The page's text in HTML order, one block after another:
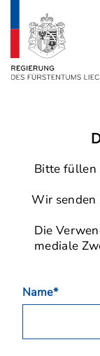
Bitte füllen
Wir senden
Die
mediale
Name*